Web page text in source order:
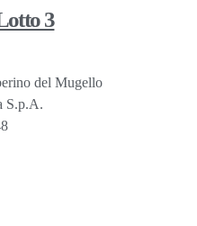
3
del Mugello
S.p.A.